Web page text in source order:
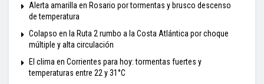
Alerta amarilla en Rosario por tormentas y brusco descenso
de temperatura
Colapso en la Ruta 2 rumbo a la Costa Atlántica por choque
múltiple y alta circulación
El clima en Corrientes para hoy: tormentas fuertes y
temperaturas entre 22 y 31°C